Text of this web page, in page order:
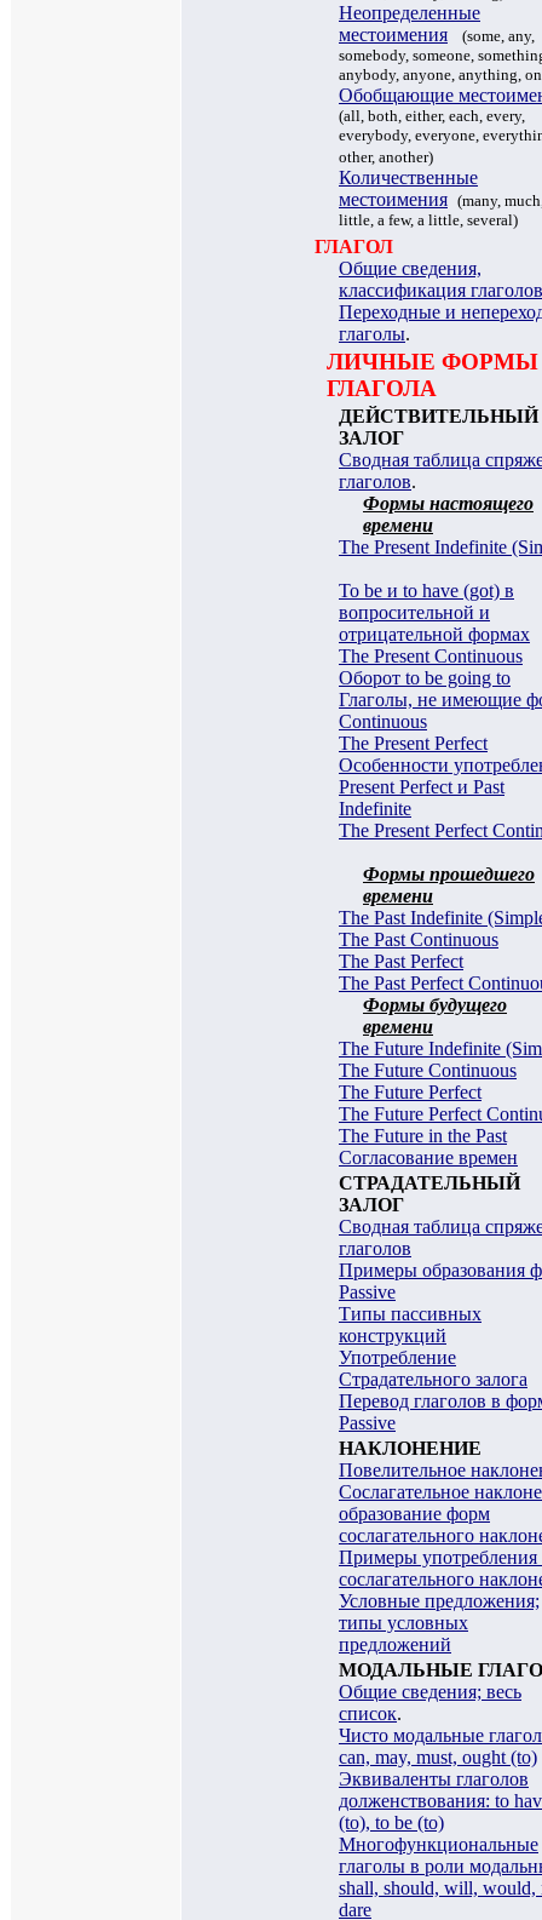
Неопределенные
местоимения
(some, any,
somebody, someone,
anybody, anyone, anything,
Обобщающие
(all, both, either, each, every,
everybody, everyone,
other, another)
Количественные
местоимения (many,
little, a few, a little, several)
ГЛАГОЛ
Общие сведения,
классификация глаголов
Переходные и
глаголы.
ЛИЧНЫЕ ФОРМЫ
ГЛАГОЛА
ДЕЙСТВИТЕЛЬНЫЙ
ЗАЛОГ
Сводная таблица
глаголов.
Формы настоящего
времени
The Present Indefinite
To be и to have (got) в
вопросительной и
отрицательной формах
The Present Continuous
Оборот to be going to
Глаголы, не имеющие
Continuous
The Present Perfect
Особенности
Present Perfect и Past
Indefinite
The Present Perfect
Формы прошедшего
времени
The Past Indefinite
The Past Continuous
The Past Perfect
The Past Perfect
Формы будущего
времени
The Future Indefinite
The Future Continuous
The Future Perfect
The Future Perfect
The Future in the Past
Согласование времен
СТРАДАТЕЛЬНЫЙ
ЗАЛОГ
Сводная таблица
глаголов
Примеры образования
Passive
Типы пассивных
конструкций
Употребление
Страдательного залога
Перевод глаголов в
Passive
НАКЛОНЕНИЕ
Повелительное
Сослагательное
образование форм
сослагательного
Примеры
сослагательного
Условные предложения;
типы условных
предложений
МОДАЛЬНЫЕ
Общие сведения; весь
список.
Чисто модальные
can, may, must, ought (to)
Эквиваленты глаголов
долженствования: to
(to), to be (to)
Многофункциональные
глаголы в роли
shall, should, will, would,
dare